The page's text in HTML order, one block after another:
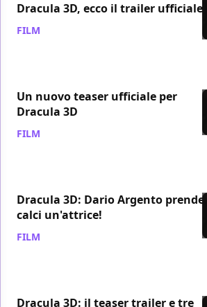
Dracula 3D, ecco il trailer ufficiale!
FILM
Un nuovo teaser ufficiale per
Dracula 3D
FILM
Dracula 3D: Dario Argento prende a
calci un'attrice!
FILM
Dracula 3D: il teaser trailer e tre